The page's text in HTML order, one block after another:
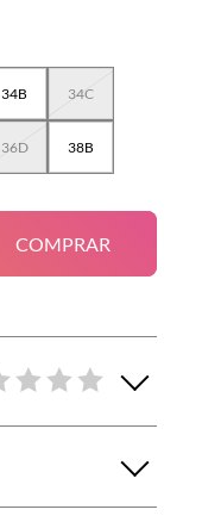
34B 34C
36D 38B
COMPRAR